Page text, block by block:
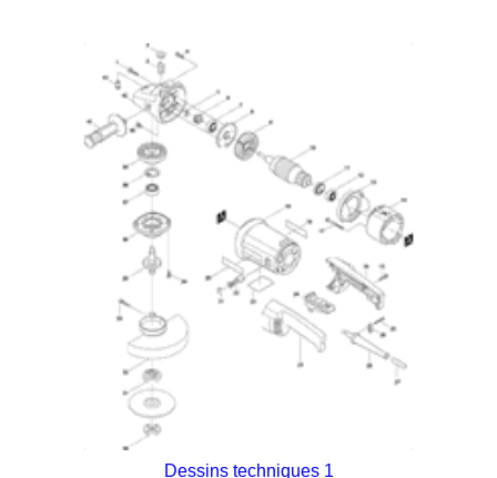
Dessins techniques 1